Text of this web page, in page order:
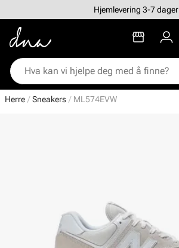
Hjemlevering 3-7 dager
Herre Sneakers ML574EVW